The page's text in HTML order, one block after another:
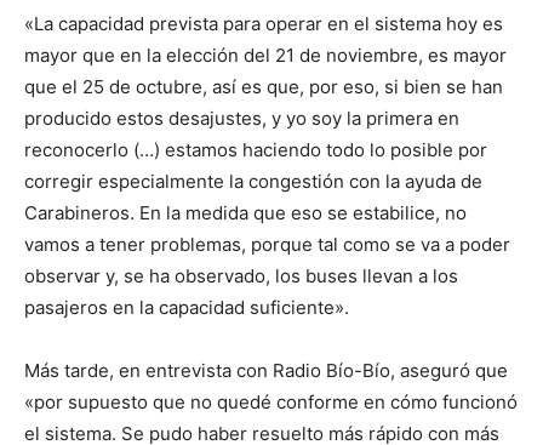
«La capacidad prevista para operar en el sistema hoy es
mayor que en la elección del 21 de noviembre, es mayor
que el 25 de octubre, así es que, por eso, si bien se han
producido estos desajustes, y yo soy la primera en
reconocerlo (…) estamos haciendo todo lo posible por
corregir especialmente la congestión con la ayuda de
Carabineros. En la medida que eso se estabilice, no
vamos a tener problemas, porque tal como se va a poder
observar y, se ha observado, los buses llevan a los
pasajeros en la capacidad suficiente».
Más tarde, en entrevista con Radio Bío-Bío, aseguró que
«por supuesto que no quedé conforme en cómo funcionó
el sistema. Se pudo haber resuelto más rápido con más